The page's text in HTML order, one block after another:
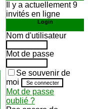
Il y a actuellement 9
invités en ligne
Login
Nom d'utilisateur
Mot de passe
Se souvenir de
moi
Mot de passe
oublié ?